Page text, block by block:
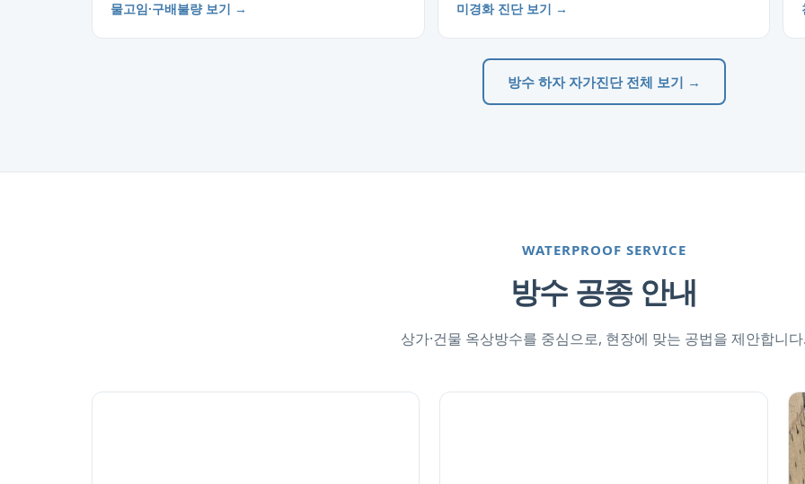
물고임·구배불량 보기 → 미경화 진단 보기 →
방수 하자 자가진단 전체 보기 →
WATERPROOF SERVICE
방수 공종 안내
상가·건물 옥상방수를 중심으로, 현장에 맞는 공법을 제안합니